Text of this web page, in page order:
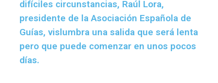
difíciles circunstancias, Raúl Lora,
presidente de la Asociación Española de
Guías, vislumbra una salida que será lenta
pero que puede comenzar en unos pocos
días.